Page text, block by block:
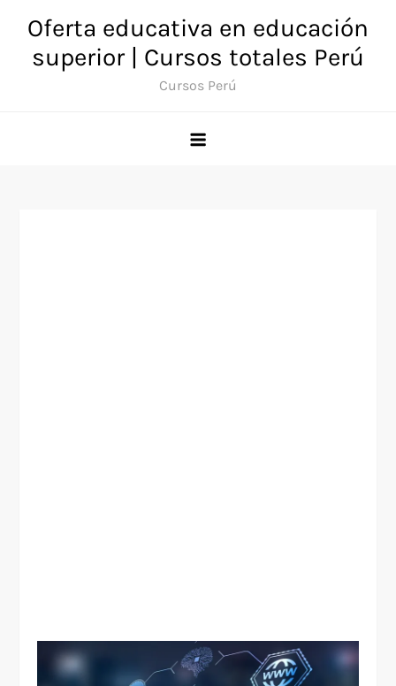
contenido
Oferta educativa en educación
superior | Cursos totales Perú
Cursos Perú